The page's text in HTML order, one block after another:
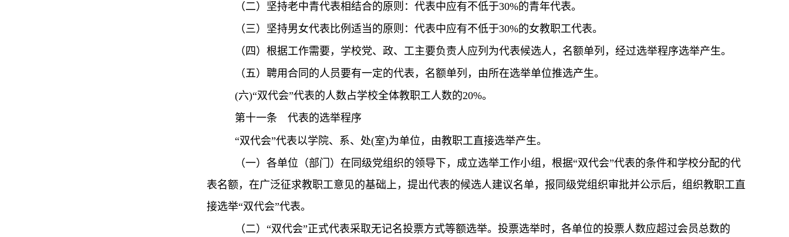
（二）坚持老中青代表相结合的原则：代表中应有不低于30%的青年代表。
（三）坚持男女代表比例适当的原则：代表中应有不低于30%的女教职工代表。
（四）根据工作需要，学校党、政、工主要负责人应列为代表候选人，名额单列，经过选举程序选举产生。
（五）聘用合同的人员要有一定的代表，名额单列，由所在选举单位推选产生。
(六)“双代会”代表的人数占学校全体教职工人数的20%。
第十一条 代表的选举程序
“双代会”代表以学院、系、处(室)为单位，由教职工直接选举产生。
（一）各单位（部门）在同级党组织的领导下，成立选举工作小组，根据“双代会”代表的条件和学校分配的代
表名额，在广泛征求教职工意见的基础上，提出代表的候选人建议名单，报同级党组织审批并公示后，组织教职工直
接选举“双代会”代表。
（二）“双代会”正式代表采取无记名投票方式等额选举。投票选举时，各单位的投票人数应超过会员总数的